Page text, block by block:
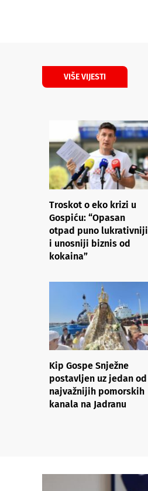
VIŠE VIJESTI
Troskot o eko krizi u
Gospiću: “Opasan
otpad puno lukrativniji
i unosniji biznis od
kokaina”
Kip Gospe Snježne
postavljen uz jedan od
najvažnijih pomorskih
kanala na Jadranu